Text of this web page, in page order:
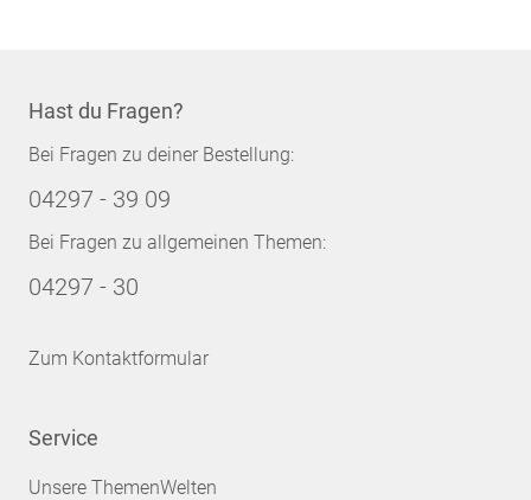
Hast du Fragen?
Bei Fragen zu deiner Bestellung:
04297 - 39 09
Bei Fragen zu allgemeinen Themen:
04297 - 30
Zum Kontaktformular
Service
Unsere ThemenWelten